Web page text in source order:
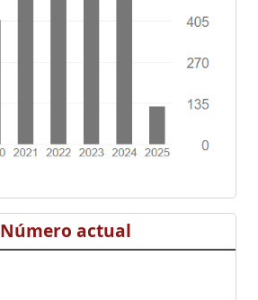
Número actual